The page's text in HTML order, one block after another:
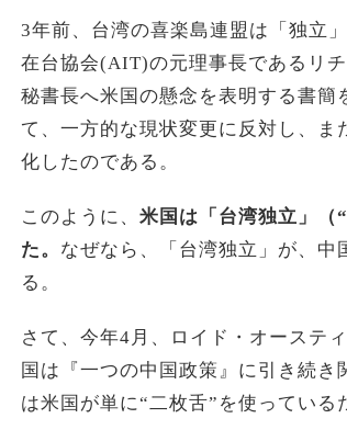
3年前、台湾の喜楽島連盟は「独立
在台協会(AIT)の元理事長であるリ
秘書長へ米国の懸念を表明する書
て、一方的な現状変更に反対し、
化したのである。
このように、 米国は「台湾独立」（
た。 なぜなら、「台湾独立」が、中
る。
さて、今年4月、ロイド・オーステ
国は『一つの中国政策』に引き続
は米国が単に“二枚舌”を使っている